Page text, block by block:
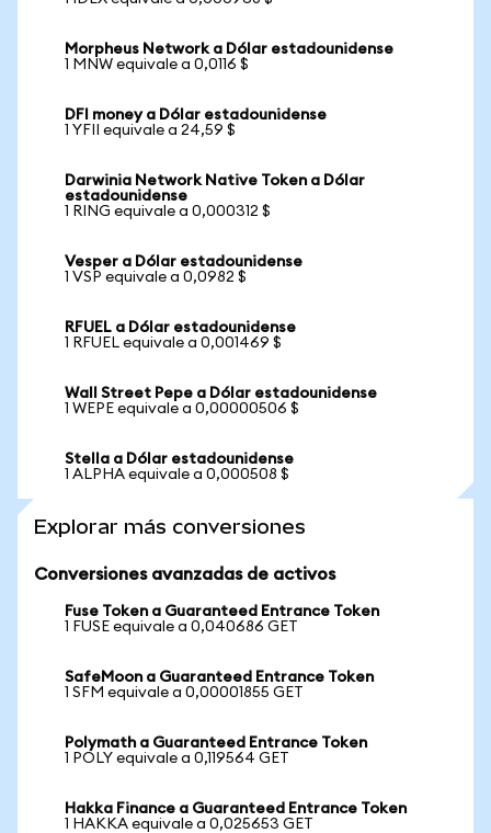
Morpheus Network a Dólar estadounidense
1 MNW equivale a 0,0116 $
DFI money a Dólar estadounidense
1 YFII equivale a 24,59 $
Darwinia Network Native Token a Dólar
estadounidense
1 RING equivale a 0,000312 $
Vesper a Dólar estadounidense
1 VSP equivale a 0,0982 $
RFUEL a Dólar estadounidense
1 RFUEL equivale a 0,001469 $
Wall Street Pepe a Dólar estadounidense
1 WEPE equivale a 0,00000506 $
Stella a Dólar estadounidense
1 ALPHA equivale a 0,000508 $
Explorar más conversiones
Conversiones avanzadas de activos
Fuse Token a Guaranteed Entrance Token
1 FUSE equivale a 0,040686 GET
SafeMoon a Guaranteed Entrance Token
1 SFM equivale a 0,00001855 GET
Polymath a Guaranteed Entrance Token
1 POLY equivale a 0,119564 GET
Hakka Finance a Guaranteed Entrance Token
1 HAKKA equivale a 0,025653 GET